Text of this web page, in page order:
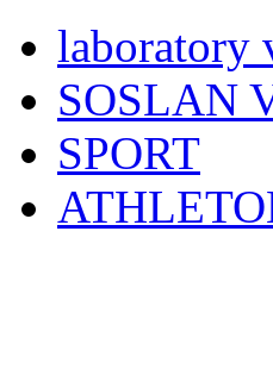
laboratory
SOSLAN
SPORT